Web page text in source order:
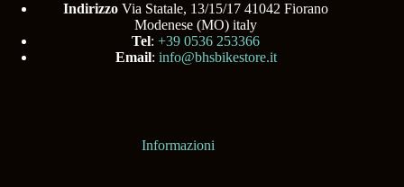
Indirizzo Via Statale, 13/15/17 41042 Fiorano
Modenese (MO) italy
Tel:+39 0536 253366
Email: info@bhsbikestore.it
Informazioni